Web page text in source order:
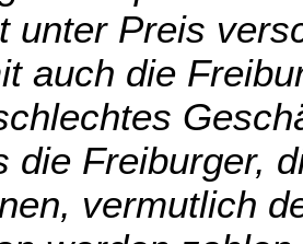
unter Preis
auch die
die Freiburger,
vermutlich